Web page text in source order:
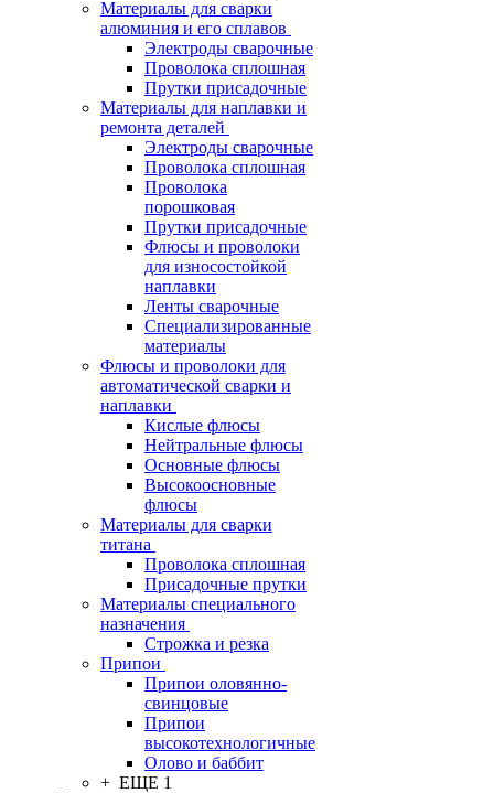
Материалы для сварки
алюминия и его сплавов
Электроды сварочные
Проволока сплошная
Прутки присадочные
Материалы для наплавки и
ремонта деталей
Электроды сварочные
Проволока сплошная
Проволока
порошковая
Прутки присадочные
Флюсы и проволоки
для износостойкой
наплавки
Ленты сварочные
Специализированные
материалы
Флюсы и проволоки для
автоматической сварки и
наплавки
Кислые флюсы
Нейтральные флюсы
Основные флюсы
Высокоосновные
флюсы
Материалы для сварки
титана
Проволока сплошная
Присадочные прутки
Материалы специального
назначения
Строжка и резка
Припои
Припои оловянно-
свинцовые
Припои
высокотехнологичные
Олово и баббит
+ ЕЩЕ 1